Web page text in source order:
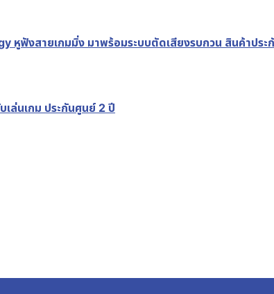
ฟังสายเกมมิ่ง มาพร้อมระบบตัดเสียงรบกวน สินค้าประ
ล่นเกม ประกันศูนย์ 2 ปี